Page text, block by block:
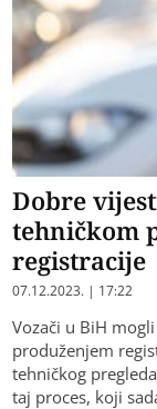
Dobre
tehničkom
registracije
07.12.2023. | 17:22
Vozači u BiH
produženjem
tehničkog
taj proces, koji